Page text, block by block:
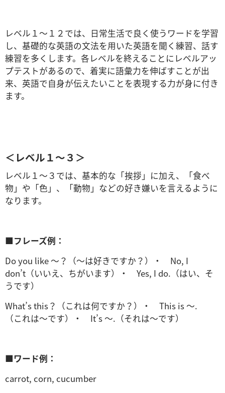
レベル１～１２では、日常生活で良く使うワードを学習
し、基礎的な英語の文法を用いた英語を聞く練習、話す
練習を多くします。各レベルを終えることにレベルアッ
プテストがあるので、着実に語彙力を伸ばすことが出
来、英語で自身が伝えたいことを表現する力が身に付き
ます。
＜レベル１～３＞
レベル１～３では、基本的な「挨拶」に加え、「食べ
物」や「色」、「動物」などの好き嫌いを言えるように
なります。
■フレーズ例：
Do you like ～？（～は好きですか？）・ No, I
don’t（いいえ、ちがいます）・ Yes, I do.（はい、そ
うです）
What’s this？（これは何ですか？）・ This is ～.
（これは～です）・ It’s ～.（それは～です）
■ワード例：
carrot, corn, cucumber